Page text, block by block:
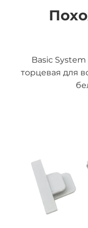
Basic
торцевая для